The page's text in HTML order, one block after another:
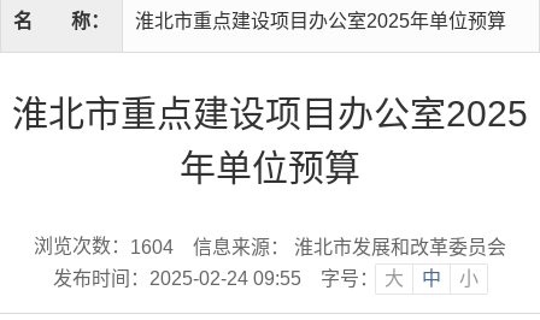
名 称： 淮北市重点建设项目办公室2025年单位预算
淮北市重点建设项目办公室2025
年单位预算
浏览次数： 1604
信息来源： 淮北市发展和改革委员会
发布时间：2025-02-24 09:55
字号： 大 中 小